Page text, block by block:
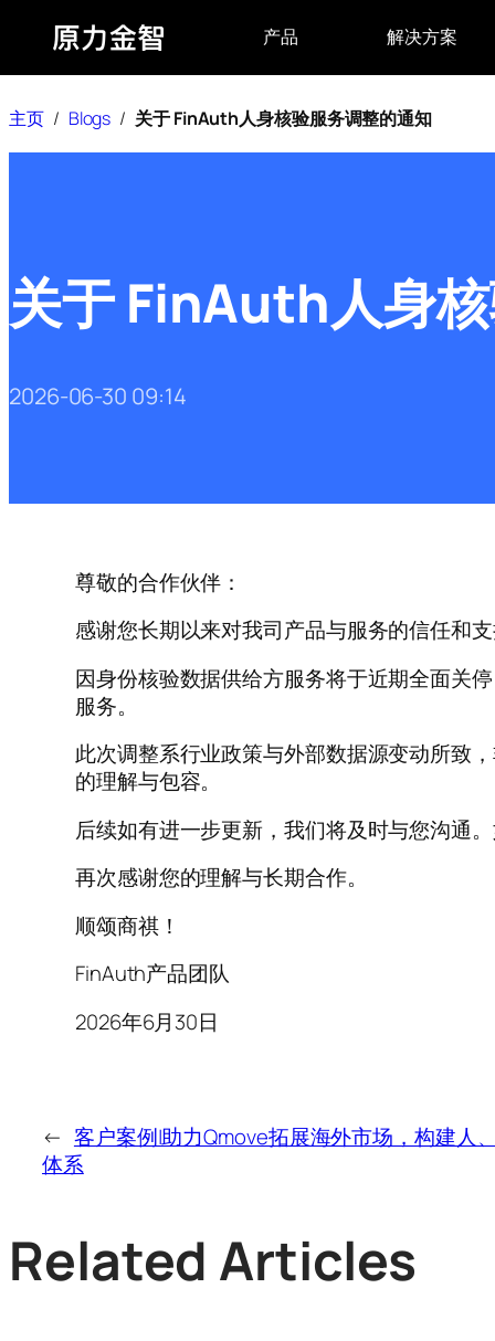
content
主页 / Blogs / 关于 FinAuth人身核验服务调整的通知
关于 FinAuth人身
2026-06-30 09:14
尊敬的合作伙伴：
感谢您长期以来对我司产品与服务的信任和
因身份核验数据供给方服务将于近期全面关
服务。
此次调整系行业政策与外部数据源变动所致
的理解与包容。
后续如有进一步更新，我们将及时与您沟通
再次感谢您的理解与长期合作。
顺颂商祺！
FinAuth产品团队
2026年6月30日
← 客户案例|助力Qmove拓展海外市场，构建人
体系
Related Articles